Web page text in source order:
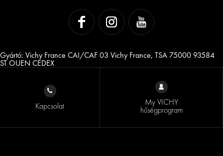
Gyártó: Vichy France CAI/CAF 03 Vichy France, TSA 75000 93584
ST OUEN CEDEX
Kapcsolat My VICHY
hűségprogram